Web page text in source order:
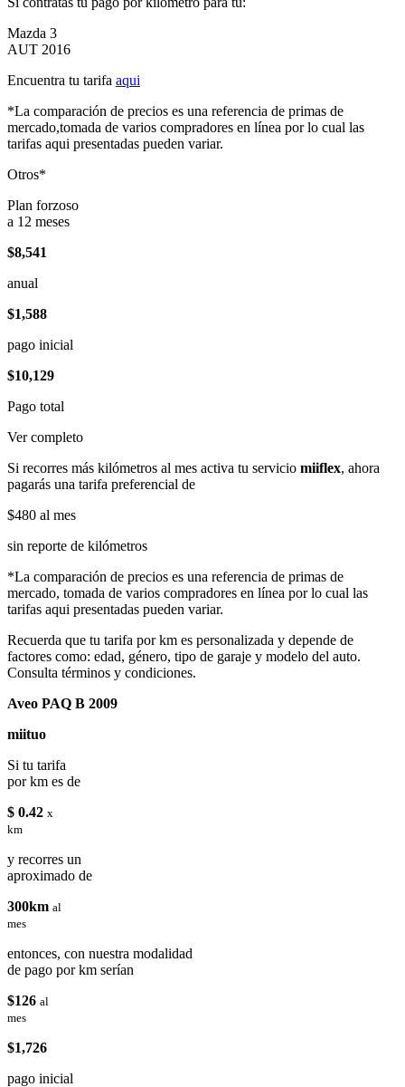
Mazda 3
AUT 2016
Encuentra tu tarifa aqui
*La comparación de precios es una referencia de primas de
mercado,tomada de varios compradores en línea por lo cual las
tarifas aqui presentadas pueden variar.
Otros*
Plan forzoso
a 12 meses
$8,541
anual
$1,588
pago inicial
$10,129
Pago total
Ver completo
Si recorres más kilómetros al mes activa tu servicio miiflex, ahora
pagarás una tarifa preferencial de
$480 al mes
sin reporte de kilómetros
*La comparación de precios es una referencia de primas de
mercado, tomada de varios compradores en línea por lo cual las
tarifas aqui presentadas pueden variar.
Recuerda que tu tarifa por km es personalizada y depende de
factores como: edad, género, tipo de garaje y modelo del auto.
Consulta términos y condiciones.
Aveo PAQ B 2009
miituo
Si tu tarifa
por km es de
$ 0.42 x
km
y recorres un
aproximado de
300km al
mes
entonces, con nuestra modalidad
de pago por km serían
$126 al
mes
$1,726
pago inicial